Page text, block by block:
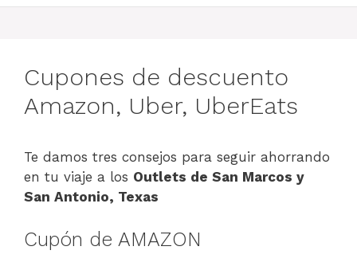
Cupones de descuento
Amazon, Uber, UberEats
Te damos tres consejos para seguir ahorrando
en tu viaje a los Outlets de San Marcos y
San Antonio, Texas
Cupón de AMAZON